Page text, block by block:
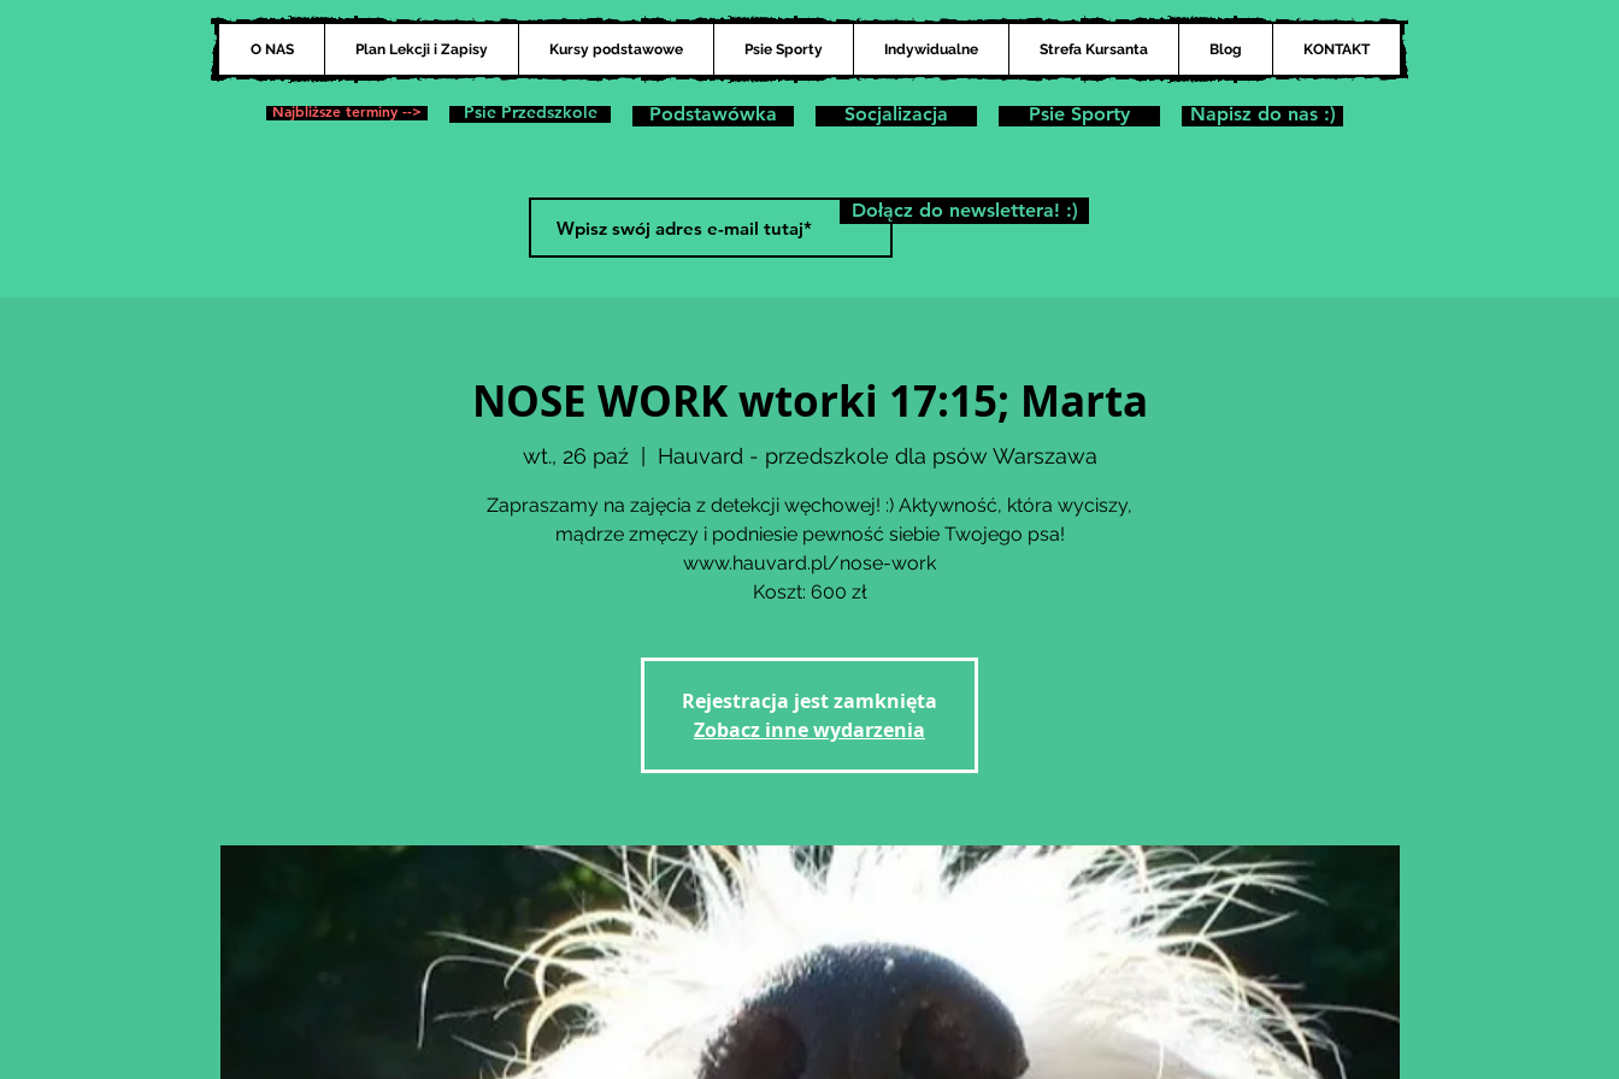
O NAS Plan Lekcji i Zapisy Kursy podstawowe Psie Sporty Indywidualne Strefa Kursanta Blog KONTAKT
Najbliższe terminy --> Psie Przedszkole Podstawówka Socjalizacja Psie Sporty Napisz do nas :)
NOSE WORK wtorki 17:15; Marta
wt., 26 paź
  |
Hauvard - przedszkole dla psów Warszawa
Zapraszamy na zajęcia z detekcji węchowej! :) Aktywność, która wyciszy,
mądrze zmęczy i podniesie pewność siebie Twojego psa!
www.hauvard.pl/nose-work
Koszt: 600 zł
Rejestracja jest zamknięta
Zobacz inne wydarzenia
Dołącz do newslettera! :)